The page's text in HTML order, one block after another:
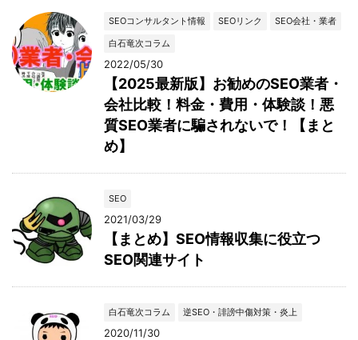
SEOコンサルタント情報 SEOリンク
SEO会社・業者
白石竜次コラム
2022/05/30
【2025最新版】お勧めのSEO業者・
会社比較！料金・費用・体験談！悪
質SEO業者に騙されないで！【まと
め】
SEO
2021/03/29
【まとめ】SEO情報収集に役立つ
SEO関連サイト
白石竜次コラム 逆SEO・誹謗中傷対策・炎上
2020/11/30